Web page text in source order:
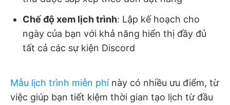
Chế độ xem lịch trình: Lập kế hoạch cho
ngày của bạn với khả năng hiển thị đầy đủ
tất cả các sự kiện Discord
Mẫu lịch trình miễn phínày có nhiều ưu điểm, từ
việc giúp bạn tiết kiệm thời gian tạo lịch từ đầu